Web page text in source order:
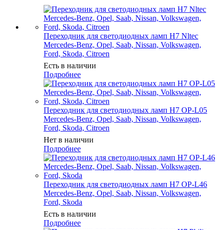
Переходник для светодиодных ламп H7 Nltec
Mercedes-Benz, Opel, Saab, Nissan, Volkswagen,
Ford, Skoda, Citroen
Есть в наличии
Подробнее
Переходник для светодиодных ламп H7 OP-L05
Mercedes-Benz, Opel, Saab, Nissan, Volkswagen,
Ford, Skoda, Citroen
Нет в наличии
Подробнее
Переходник для светодиодных ламп H7 OP-L46
Mercedes-Benz, Opel, Saab, Nissan, Volkswagen,
Ford, Skoda
Есть в наличии
Подробнее